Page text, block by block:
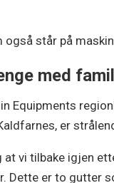
står på
med
Equipments
er
at vi tilbake igjen
Dette er to gutter